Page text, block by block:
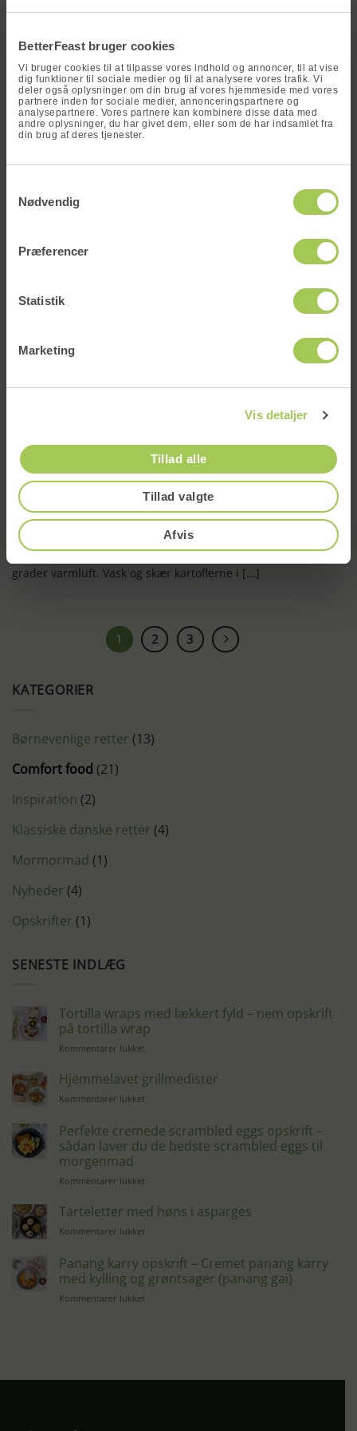
BetterFeast bruger cookies
Vi bruger cookies til at tilpasse vores indhold og annoncer, til at vise
dig funktioner til sociale medier og til at analysere vores trafik. Vi
deler også oplysninger om din brug af vores hjemmeside med vores
partnere inden for sociale medier, annonceringspartnere og
analysepartnere. Vores partnere kan kombinere disse data med
andre oplysninger, du har givet dem, eller som de har indsamlet fra
din brug af deres tjenester.
Nødvendig
Præferencer
Statistik
Marketing
Vis detaljer
Tillad alle
Tillad valgte
Afvis
KATEGORIER
Børnevenlige retter (13)
Comfort food (21)
Inspiration (2)
Klassiske danske retter (4)
Mormormad (1)
Nyheder (4)
Opskrifter (1)
SENESTE INDLÆG
Tortilla wraps med lækkert fyld – nem opskrift
på tortilla wrap
Kommentarer lukket
wraps
med
–
nem
Hjemmelavet grillmedister
Kommentarer lukket
grillmedister
Perfekte cremede scrambled eggs opskrift –
sådan laver du de bedste scrambled eggs til
morgenmad
Kommentarer lukket
cremede
scrambled
–
sådan
laver
morgenmad
Tarteletter med høns i asparges
Kommentarer lukket
høns
Panang karry opskrift – Cremet panang karry
med kylling og grøntsager (panang gai)
Kommentarer lukket
panang
Tilberedning af vikingegryde: Start med at stege bacon
Opskrift på bøf bearnaise med sprøde kartofler og majs
Fremgangsmåde 1. Klargør kartoflerne Tænd ovnen på 200
grader varmluft. Vask og skær kartoflerne i [...]
1 2 3
Vind en
vores konkurrence om at vinde en gratis